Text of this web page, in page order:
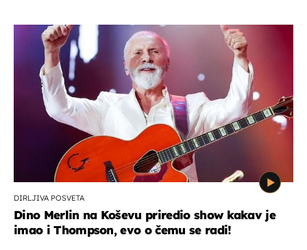
DIRLJIVA POSVETA
Dino Merlin na Koševu priredio show kakav je
imao i Thompson, evo o čemu se radi!